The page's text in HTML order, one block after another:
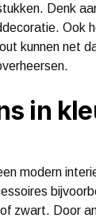
Denk
Ook
kunnen net
in
modern
zwart. Door